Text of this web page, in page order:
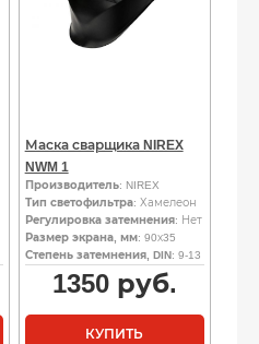
Маска сварщика NIREX
NWM 1
Производитель: NIREX
Тип светофильтра: Хамелеон
Регулировка затемнения: Нет
Размер экрана, мм: 90х35
Степень затемнения, DIN: 9-13
1350руб.
КУПИТЬ